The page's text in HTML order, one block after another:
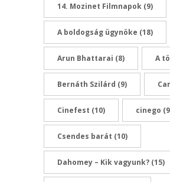
14. Mozinet Filmnapok (9)
A boldogság ügynöke (18)
Arun Bhattarai (8) A
Bernáth Szilárd (9)
Cinefest (10) cinego
Csendes barát (10)
Dahomey – Kik vagyunk? (15)